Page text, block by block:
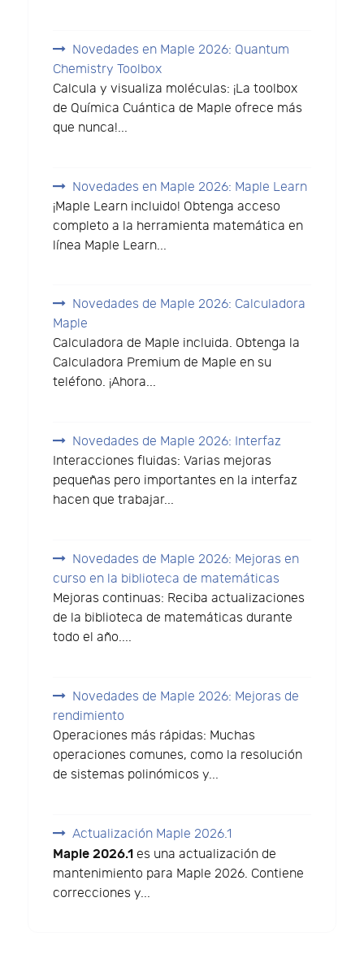
Novedades en Maple 2026: Quantum
Chemistry Toolbox
Calcula y visualiza moléculas: ¡La toolbox
de Química Cuántica de Maple ofrece más
que nunca!...
Novedades en Maple 2026: Maple Learn
¡Maple Learn incluido! Obtenga acceso
completo a la herramienta matemática en
línea Maple Learn...
Novedades de Maple 2026: Calculadora
Maple
Calculadora de Maple incluida. Obtenga la
Calculadora Premium de Maple en su
teléfono. ¡Ahora...
Novedades de Maple 2026: Interfaz
Interacciones fluidas: Varias mejoras
pequeñas pero importantes en la interfaz
hacen que trabajar...
Novedades de Maple 2026: Mejoras en
curso en la biblioteca de matemáticas
Mejoras continuas: Reciba actualizaciones
de la biblioteca de matemáticas durante
todo el año....
Novedades de Maple 2026: Mejoras de
rendimiento
Operaciones más rápidas: Muchas
operaciones comunes, como la resolución
de sistemas polinómicos y...
Actualización Maple 2026.1
Maple 2026.1 es una actualización de
mantenimiento para Maple 2026. Contiene
correcciones y...